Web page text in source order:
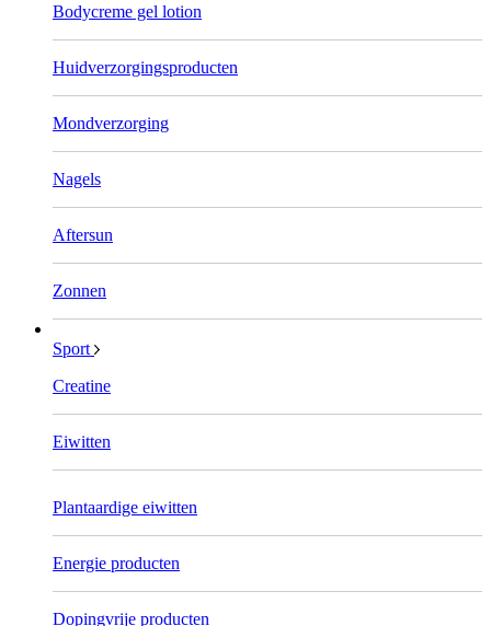
Bodycreme gel lotion
Huidverzorgingsproducten
Mondverzorging
Nagels
Aftersun
Zonnen
Sport
Creatine
Eiwitten
Plantaardige eiwitten
Energie producten
Dopingvrije producten